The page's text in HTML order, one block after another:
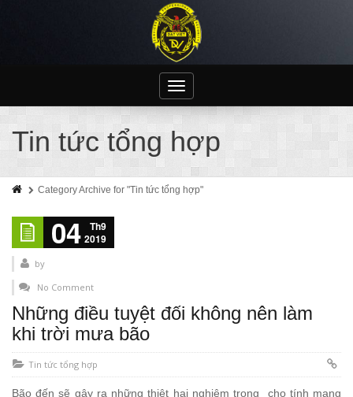
Toggle
navigation
Tin tức tổng hợp
Category Archive for "Tin tức tổng hợp"
04
Th9
2019
by
No Comment
Những điều tuyệt đối không nên làm
khi trời mưa bão
Tin tức tổng hợp
Bão đến sẽ gây ra những thiệt hại nghiêm trọng cho tính mạng